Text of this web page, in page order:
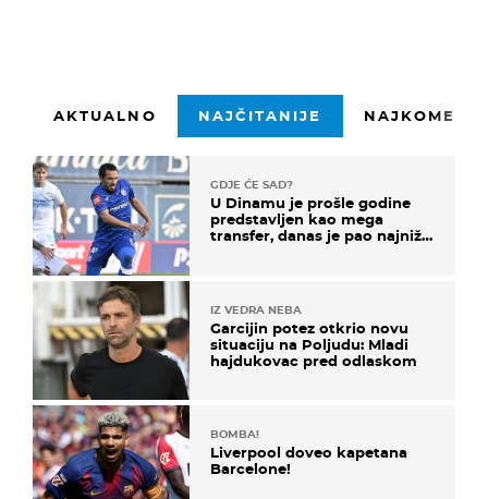
AKTUALNO NAJČITANIJE
GDJE ĆE SAD?
U Dinamu je prošle godine
predstavljen kao mega
transfer, danas je pao najniže
IZ VEDRA NEBA
Garcijin potez otkrio novu
situaciju na Poljudu: Mladi
hajdukovac pred odlaskom
BOMBA!
Liverpool doveo kapetana
Barcelone!